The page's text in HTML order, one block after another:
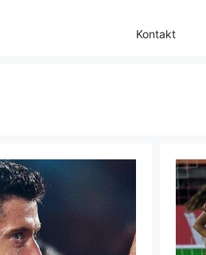
Kontakt